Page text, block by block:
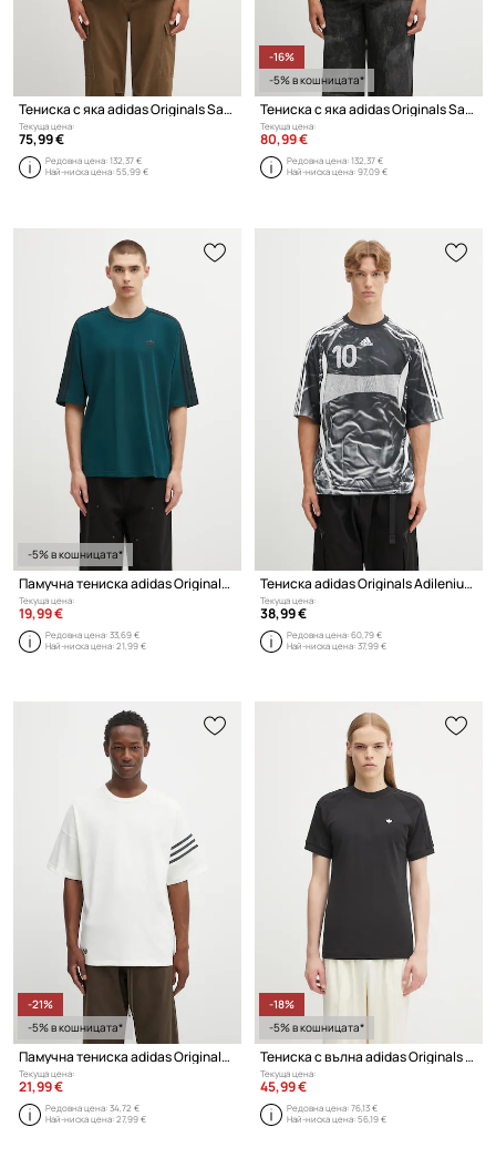
Тениска с яка adidas Originals Satin Jersey
Текуща цена:
75,99 €
Редовна цена:132,37 €
Най-ниска цена:55,99 €
-16%
-5% в кошницата*
Тениска с яка adidas Originals Satin Jersey
Текуща цена:
80,99 €
Редовна цена:132,37 €
Най-ниска цена:97,09 €
-5% в кошницата*
Памучна тениска adidas Originals Oversize Tee
Текуща цена:
19,99 €
Редовна цена:33,69 €
Най-ниска цена:21,99 €
Тениска adidas Originals Adilenium Tg Je
Текуща цена:
38,99 €
Редовна цена:60,79 €
Най-ниска цена:37,99 €
-21%
-5% в кошницата*
Памучна тениска adidas Originals Neu C Tee
Текуща цена:
21,99 €
Редовна цена:34,72 €
Най-ниска цена:27,99 €
-18%
-5% в кошницата*
Тениска с вълна adidas Originals Cali Tee
Текуща цена:
45,99 €
Редовна цена:76,13 €
Най-ниска цена:56,19 €